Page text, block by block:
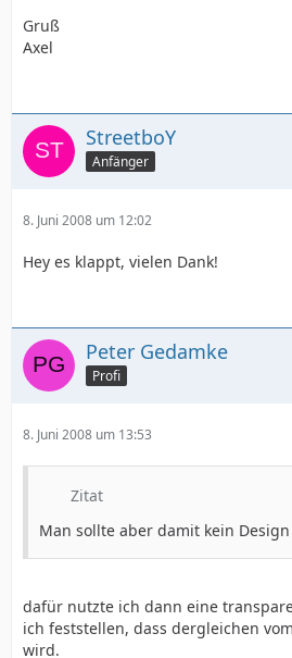
Gruß
Axel
StreetboY
Anfänger
8. Juni 2008 um 12:02
Hey es klappt, vielen Dank!
Peter Gedamke
Profi
8. Juni 2008 um 13:53
Zitat
Man sollte aber damit kein
dafür nutzte ich dann eine
ich feststellen, dass dergleichen
wird.